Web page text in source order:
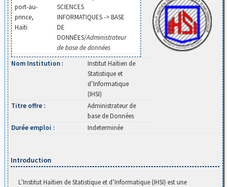
port-au-
prince,
Haïti
SCIENCES
INFORMATIQUES -> BASE
DE
DONNÉES/Administrateur
de base de données
Nom Institution :
Institut Haïtien de
Statistique et
d’Informatique
(IHSI)
Titre offre :
Administrateur de
base de Données
Durée emploi :
Indeterminée
Introduction
L’Institut Haïtien de Statistique et d’Informatique (IHSI) est une